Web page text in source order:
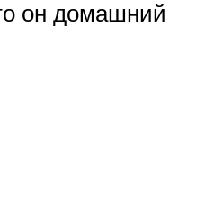
он домашний